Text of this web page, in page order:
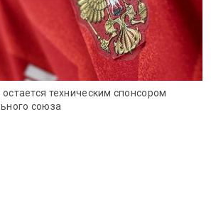
техническим спонсором
союза